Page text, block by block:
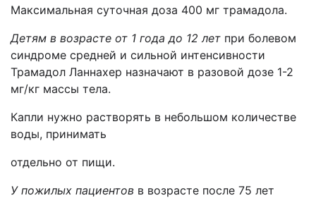
Максимальная суточная доза 400 мг трамадола.
Детям в возрасте от 1 года до 12 лет при болевом
синдроме средней и сильной интенсивности
Трамадол Ланнахер назначают в разовой дозе 1-2
мг/кг массы тела.
Капли нужно растворять в небольшом количестве
воды, принимать
отдельно от пищи.
У пожилых пациентов в возрасте после 75 лет